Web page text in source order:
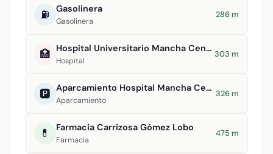
⛽ Gasolinera
Gasolinera
286 m
🏥 Hospital Universitario Mancha Centro
Hospital
303 m
🅿️ Aparcamiento Hospital Mancha Centro
Aparcamiento
326 m
💊 Farmacia Carrizosa Gómez Lobo
Farmacia
475 m